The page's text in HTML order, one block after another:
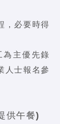
，必要時得
為主優先錄
人士報名參
供午餐)